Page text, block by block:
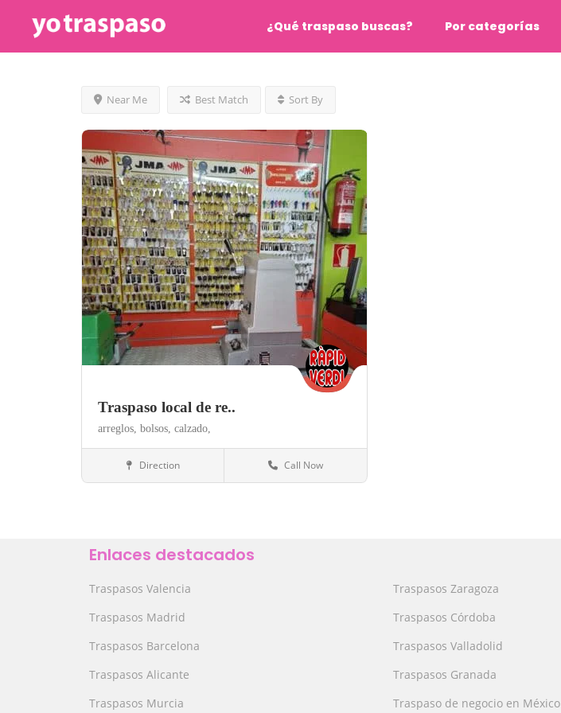
¿Qué traspaso buscas? Por categorías
Near Me Best Match Sort By
Traspaso local de re..
arreglos, bolsos, calzado,
Servicios Barcelona
Direction Call Now
Enlaces destacados
Traspasos Valencia
Traspasos Madrid
Traspasos Barcelona
Traspasos Alicante
Traspasos Murcia
Traspasos Zaragoza
Traspasos Córdoba
Traspasos Valladolid
Traspasos Granada
Traspaso de negocio en México